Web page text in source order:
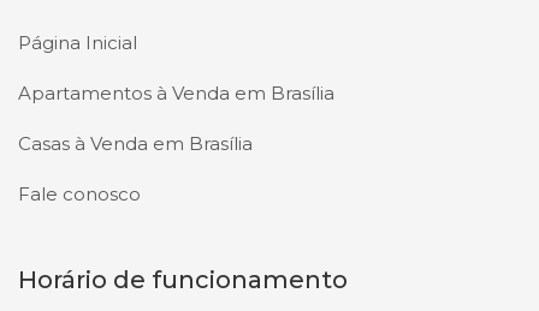
Página Inicial
Apartamentos à Venda em Brasília
Casas à Venda em Brasília
Fale conosco
Horário de funcionamento